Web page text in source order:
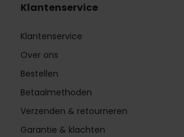
Klantenservice
Klantenservice
Over ons
Bestellen
Betaalmethoden
Verzenden & retourneren
Garantie & klachten